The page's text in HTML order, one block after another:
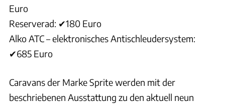
Euro
Reserverad: ✔180 Euro
Alko ATC – elektronisches Antischleudersystem:
✔685 Euro
Caravans der Marke Sprite werden mit der
beschriebenen Ausstattung zu den aktuell neun